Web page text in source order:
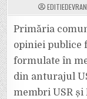
Primăria
opiniei publice
formulate în
din anturajul
membri USR și